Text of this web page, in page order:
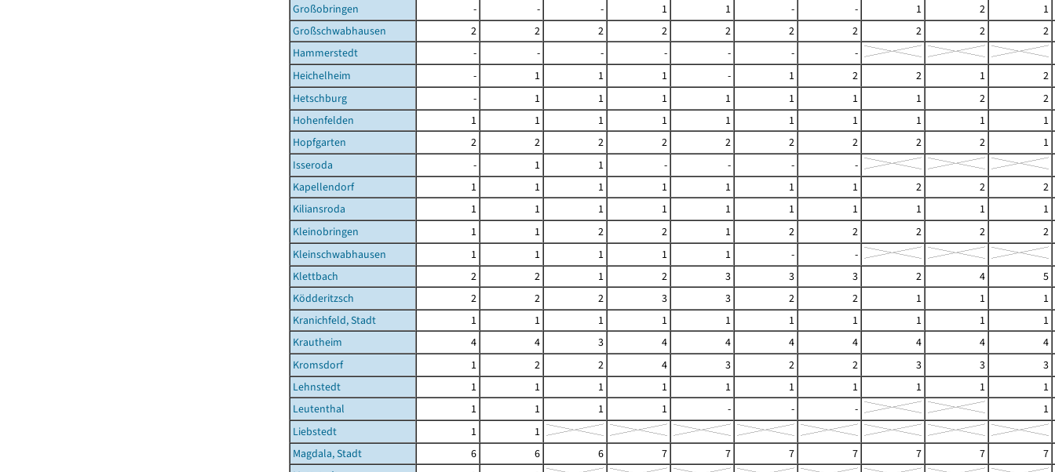
Großobringen
- - - 1 1 - - 1 2
1
Großschwabhausen
2 2 2 2 2 2 2 2 2
2
Hammerstedt
- - - - - -
-
Heichelheim
- 1 1 1 - 1 2 2 1
2
Hetschburg
- 1 1 1 1 1 1 1 2
2
Hohenfelden
1 1 1 1 1 1 1 1 1
1
Hopfgarten
2 2 2 2 2 2 2 2 2
1
Isseroda
- 1 1 - - -
-
Kapellendorf
1 1 1 1 1 1 1 2 2
2
Kiliansroda
1 1 1 1 1 1 1 1 1
1
Kleinobringen
1 1 2 2 1 2 2 2 2
2
Kleinschwabhausen
1 1 1 1 1 -
-
Klettbach
2 2 1 2 3 3 3 2 4
5
Ködderitzsch
2 2 2 3 3 2 2 1 1
1
Kranichfeld, Stadt
1 1 1 1 1 1 1 1 1
1
Krautheim
4 4 3 4 4 4 4 4 4
4
Kromsdorf
1 2 2 4 3 2 2 3 3
3
Lehnstedt
1 1 1 1 1 1 1 1 1
1
Leutenthal
1 1 1 1 - - -
1
Liebstedt
1
1
Magdala, Stadt
6 6 6 7 7 7 7 7 7
7